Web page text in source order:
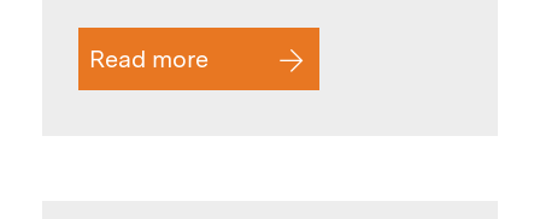
Read more